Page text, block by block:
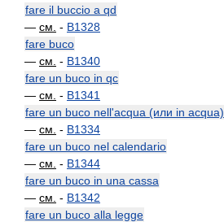
fare il buccio a qd
— см. - B1328
fare buco
— см. - B1340
fare un buco in qc
— см. - B1341
fare un buco nell'acqua (или in acqua)
— см. - B1334
fare un buco nel calendario
— см. - B1344
fare un buco in una cassa
— см. - B1342
fare un buco alla legge